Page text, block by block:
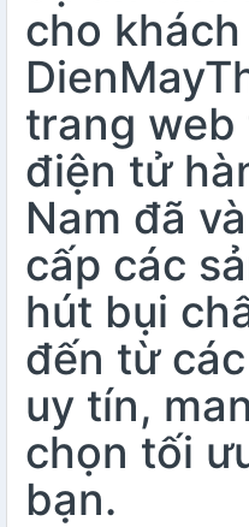
cho
trang web
điện tử
Nam đã
cấp các
hút bụi
đến từ
uy tín,
chọn tối
bạn.